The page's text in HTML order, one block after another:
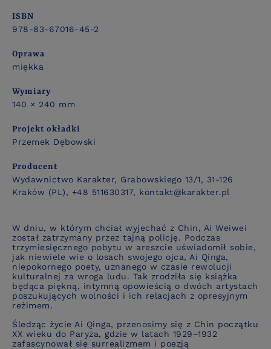
ISBN
978-83-67016-45-2
Oprawa
miękka
Wymiary
140 × 240 mm
Projekt okładki
Przemek Dębowski
Producent
Wydawnictwo Karakter, Grabowskiego 13/1, 31-126
Kraków (PL), +48 511630317, kontakt@karakter.pl
W dniu, w którym chciał wyjechać z Chin, Ai Weiwei
został zatrzymany przez tajną policję. Podczas
trzymiesięcznego pobytu w areszcie uświadomił sobie,
jak niewiele wie o losach swojego ojca, Ai Qinga,
niepokornego poety, uznanego w czasie rewolucji
kulturalnej za wroga ludu. Tak zrodziła się książka
będąca piękną, intymną opowieścią o dwóch artystach
poszukujących wolności i ich relacjach z opresyjnym
reżimem.
Śledząc życie Ai Qinga, przenosimy się z Chin początku
XX wieku do Paryża, gdzie w latach 1929–1932
zafascynował się surrealizmem i poezją